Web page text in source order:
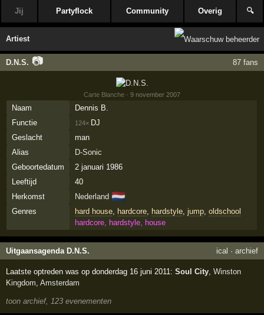
Jij Partyflock Community Overig 🔍
Artiest
D.N.S. 📷 87 fans
Carte Blanche · 9 november 2007
Naam
Dennis B.
Functie
124× DJ
Geslacht
man
Alias
D-Sonic
Geboortedatum
2 januari 1986
Leeftijd
40
Herkomst
Nederland 🇳🇱
Genres hard house, hardcore, hardstyle, jump, oldschool
hardcore, hardstyle, house
Uitgaansagenda D.N.S. ical · archief
Laatste optreden was op donderdag 16 juni 2011:Soul City ,Winston
Kingdom ,Amsterdam
toon archief, 123 evenementen